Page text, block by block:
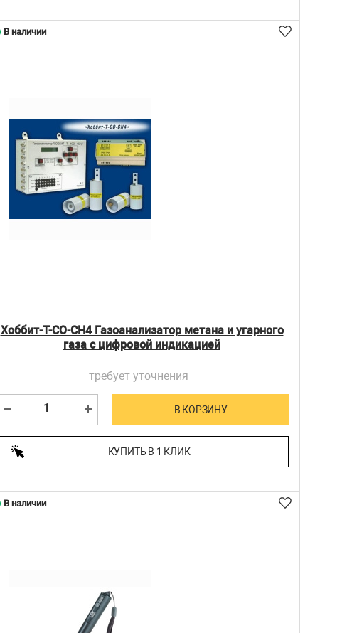
Хоббит-Т-CO-CH4 Газоанализатор метана и угарного
газа с цифровой индикацией
требует уточнения
В КОРЗИНУ
КУПИТЬ В 1 КЛИК
В наличии
В наличии